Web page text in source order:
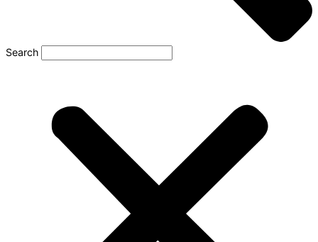
Search